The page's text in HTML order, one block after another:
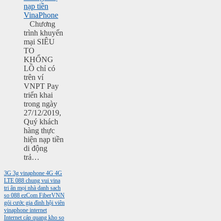
nạp tiền
VinaPhone
Chương
trình khuyến
mại SIÊU
TO
KHỔNG
LỒ chỉ có
trên ví
VNPT Pay
triển khai
trong ngày
27/12/2019,
Quý khách
hàng thực
hiện nạp tiền
di động
trả…
3G 3g vinaphone 4G 4G
LTE 088 chung vui vina
tri ân mọi nhà danh sach
so 088 ezCom FiberVNN
gói cước gia đình hội viên
vinaphone internet
Internet cáp quang kho so